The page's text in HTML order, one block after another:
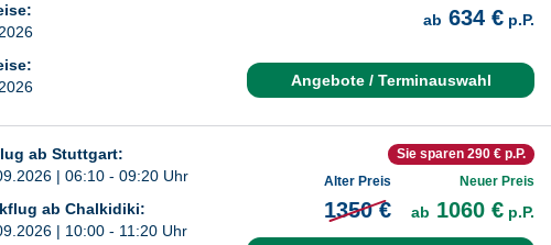
ab 634 € p.P.
Angebote / Terminauswahl
ab Stuttgart:
| 06:10 - 09:20 Uhr
ab Chalkidiki:
| 10:00 - 11:20 Uhr
Sie sparen 290 € p.P.
Alter Preis
1350 €
Neuer Preis
ab 1060 € p.P.